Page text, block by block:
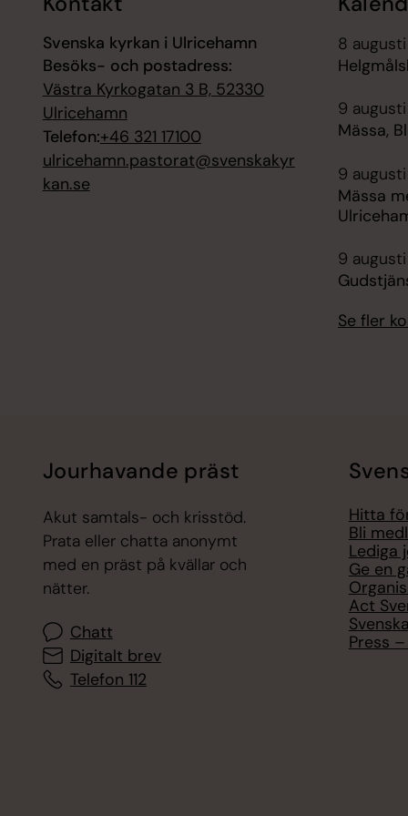
Svenska kyrkan i Ulricehamn
Besöks- och postadress:
Västra Kyrkogatan 3 B, 52330
Ulricehamn
Telefon:+46 321 17100
ulricehamn.pastorat@svenskakyr
kan.se
8
9
Mässa,
9
Mässa
9
Se fler
Jourhavande präst
Akut samtals- och krisstöd.
Prata eller chatta anonymt
med en präst på kvällar och
nätter.
Chatt
Digitalt brev
Telefon 112
Hitta
Bli
Lediga
Ge en
Act
Press